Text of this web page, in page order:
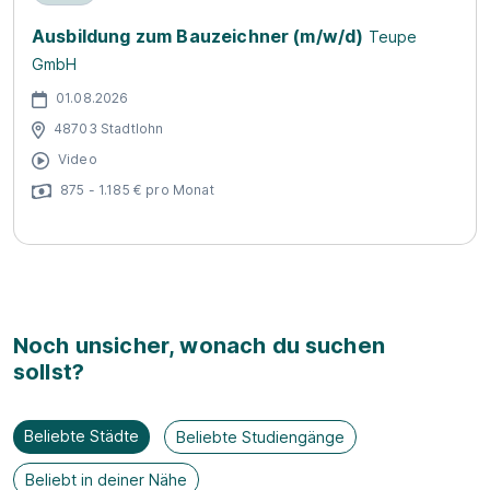
Ausbildung zum Bauzeichner (m/w/d) Teupe
GmbH
01.08.2026
48703 Stadtlohn
Video
875 - 1.185 € pro Monat
Noch unsicher, wonach du suchen
sollst?
Beliebte Städte Beliebte Studiengänge
Beliebt in deiner Nähe